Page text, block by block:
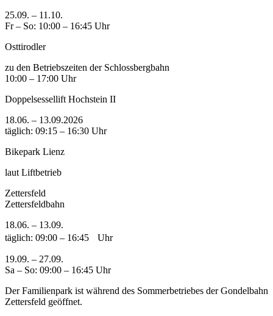
25.09. – 11.10.
Fr – So: 10:00 – 16:45 Uhr
Osttirodler
zu den Betriebszeiten der Schlossbergbahn
10:00 – 17:00 Uhr
Doppelsessellift Hochstein II
18.06. – 13.09.2026
täglich: 09:15 – 16:30 Uhr
Bikepark Lienz
laut Liftbetrieb
Zettersfeld
Zettersfeldbahn
18.06. – 13.09.
täglich: 09:00 – 16:45 Uhr
19.09. – 27.09.
Sa – So: 09:00 – 16:45 Uhr
Der Familienpark ist während des Sommerbetriebes der Gondelbahn
Zettersfeld geöffnet.